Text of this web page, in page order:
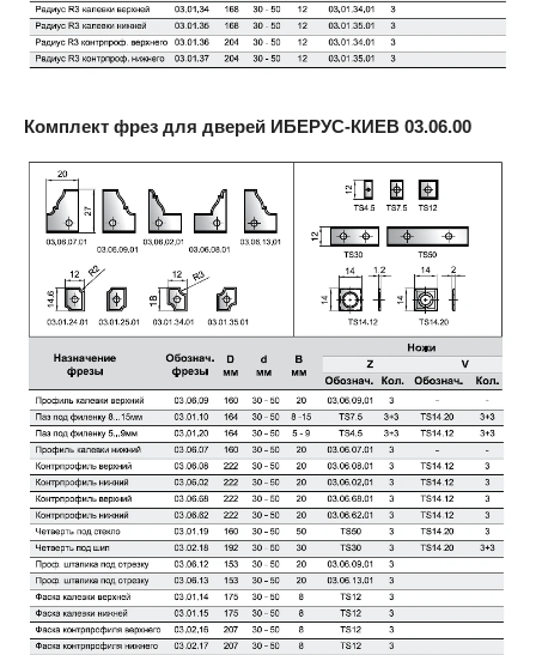
Комплект фрез для дверей ИБЕРУС-КИЕВ 03.06.00